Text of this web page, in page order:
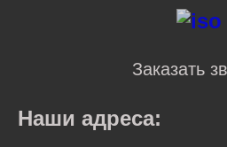
Заказать
Наши адреса: